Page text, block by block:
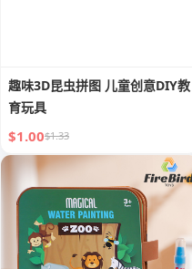
趣味3D昆虫拼图 儿童创意DIY教
育玩具
$1.00$1.33